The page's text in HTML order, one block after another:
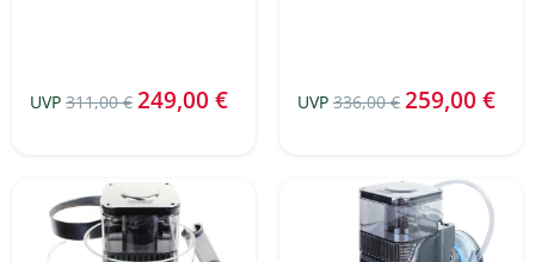
UVP 311,00 € 249,00 € UVP 336,00 € 259,00 €